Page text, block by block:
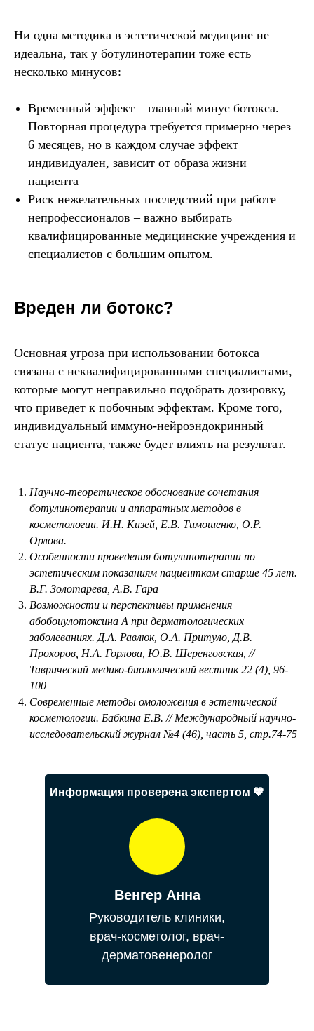
Ни одна методика в эстетической медицине не
идеальна, так у ботулинотерапии тоже есть
несколько минусов:
Временный эффект – главный минус ботокса.
Повторная процедура требуется примерно через
6 месяцев, но в каждом случае эффект
индивидуален, зависит от образа жизни
пациента
Риск нежелательных последствий при работе
непрофессионалов – важно выбирать
квалифицированные медицинские учреждения и
специалистов с большим опытом.
Вреден ли ботокс?
Основная угроза при использовании ботокса
связана с неквалифицированными специалистами,
которые могут неправильно подобрать дозировку,
что приведет к побочным эффектам. Кроме того,
индивидуальный иммуно-нейроэндокринный
статус пациента, также будет влиять на результат.
Научно-теоретическое обоснование сочетания
ботулинотерапии и аппаратных методов в
косметологии. И.H. Кизей, E.В. Тимошенко, О.Р.
Орлова.
Особенности проведения ботулинотерапии по
эстетическим показаниям пациенткам старше 45 лет.
В.Г. Золотарева, А.В. Гара
Возможности и перспективы применения
абобоиулотоксина А при дерматологических
заболеваниях. Д.А. Равлюк, О.А. Притуло, Д.В.
Прохоров, Н.А. Горлова, Ю.В. Шеренговская, //
Таврический медико-биологический вестник 22 (4), 96-
100
Современные методы омоложения в эстетической
косметологии. Бабкина Е.В. // Международный научно-
исследовательский журнал №4 (46), часть 5, стр.74-75
Венгер Анна
Руководитель клиники,
врач-косметолог, врач-
дерматовенеролог
Информация проверена экспертом 🧡